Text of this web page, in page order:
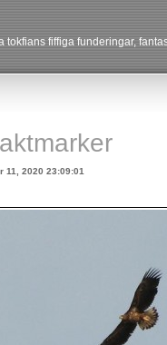
tokfians fiffiga funderingar,
11, 2020 23:09:01